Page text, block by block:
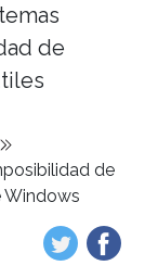
de
de
Windows